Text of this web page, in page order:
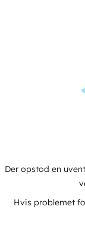
Der opstod en
Hvis problemet